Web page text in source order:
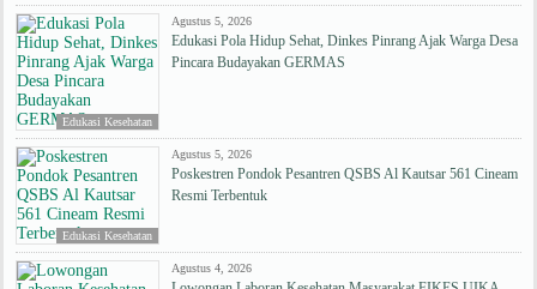
Edukasi Kesehatan
Agustus 5, 2026
Edukasi Pola Hidup Sehat, Dinkes Pinrang Ajak Warga Desa
Pincara Budayakan GERMAS
Edukasi Kesehatan
Agustus 5, 2026
Poskestren Pondok Pesantren QSBS Al Kautsar 561 Cineam
Resmi Terbentuk
Agustus 4, 2026